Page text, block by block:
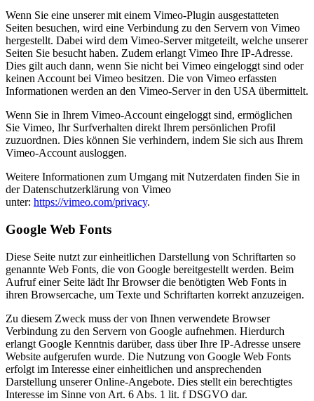
Wenn Sie eine unserer mit einem Vimeo-Plugin ausgestatteten
Seiten besuchen, wird eine Verbindung zu den Servern von Vimeo
hergestellt. Dabei wird dem Vimeo-Server mitgeteilt, welche unserer
Seiten Sie besucht haben. Zudem erlangt Vimeo Ihre IP-Adresse.
Dies gilt auch dann, wenn Sie nicht bei Vimeo eingeloggt sind oder
keinen Account bei Vimeo besitzen. Die von Vimeo erfassten
Informationen werden an den Vimeo-Server in den USA übermittelt.
Wenn Sie in Ihrem Vimeo-Account eingeloggt sind, ermöglichen
Sie Vimeo, Ihr Surfverhalten direkt Ihrem persönlichen Profil
zuzuordnen. Dies können Sie verhindern, indem Sie sich aus Ihrem
Vimeo-Account ausloggen.
Weitere Informationen zum Umgang mit Nutzerdaten finden Sie in
der Datenschutzerklärung von Vimeo
unter: https://vimeo.com/privacy.
Google Web Fonts
Diese Seite nutzt zur einheitlichen Darstellung von Schriftarten so
genannte Web Fonts, die von Google bereitgestellt werden. Beim
Aufruf einer Seite lädt Ihr Browser die benötigten Web Fonts in
ihren Browsercache, um Texte und Schriftarten korrekt anzuzeigen.
Zu diesem Zweck muss der von Ihnen verwendete Browser
Verbindung zu den Servern von Google aufnehmen. Hierdurch
erlangt Google Kenntnis darüber, dass über Ihre IP-Adresse unsere
Website aufgerufen wurde. Die Nutzung von Google Web Fonts
erfolgt im Interesse einer einheitlichen und ansprechenden
Darstellung unserer Online-Angebote. Dies stellt ein berechtigtes
Interesse im Sinne von Art. 6 Abs. 1 lit. f DSGVO dar.